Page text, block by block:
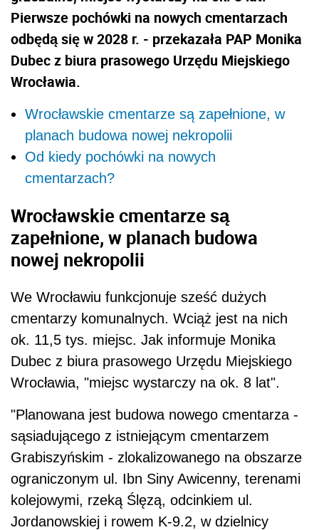
Pierwsze pochówki na nowych cmentarzach
odbędą się w 2028 r. - przekazała PAP Monika
Dubec z biura prasowego Urzędu Miejskiego
Wrocławia.
Wrocławskie cmentarze są zapełnione, w
planach budowa nowej nekropolii
Od kiedy pochówki na nowych
cmentarzach?
Wrocławskie cmentarze są
zapełnione, w planach budowa
nowej nekropolii
We Wrocławiu funkcjonuje sześć dużych
cmentarzy komunalnych. Wciąż jest na nich
ok. 11,5 tys. miejsc. Jak informuje Monika
Dubec z biura prasowego Urzędu Miejskiego
Wrocławia, "miejsc wystarczy na ok. 8 lat".
"Planowana jest budowa nowego cmentarza -
sąsiadującego z istniejącym cmentarzem
Grabiszyńskim - zlokalizowanego na obszarze
ograniczonym ul. Ibn Siny Awicenny, terenami
kolejowymi, rzeką Ślęzą, odcinkiem ul.
Jordanowskiej i rowem K-9.2, w dzielnicy